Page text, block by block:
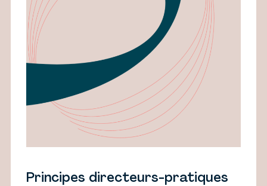
Principes directeurs-pratiques